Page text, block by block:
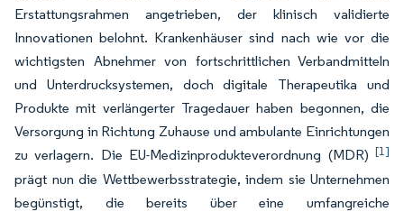
Erstattungsrahmen angetrieben, der klinisch validierte
Innovationen belohnt. Krankenhäuser sind nach wie vor die
wichtigsten Abnehmer von fortschrittlichen Verbandmitteln
und Unterdrucksystemen, doch digitale Therapeutika und
Produkte mit verlängerter Tragedauer haben begonnen, die
Versorgung in Richtung Zuhause und ambulante Einrichtungen
zu verlagern. Die EU-Medizinprodukteverordnung (MDR) [1]
prägt nun die Wettbewerbsstrategie, indem sie Unternehmen
begünstigt, die bereits über eine umfangreiche